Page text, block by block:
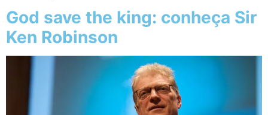
God save the king: conheça Sir
Ken Robinson